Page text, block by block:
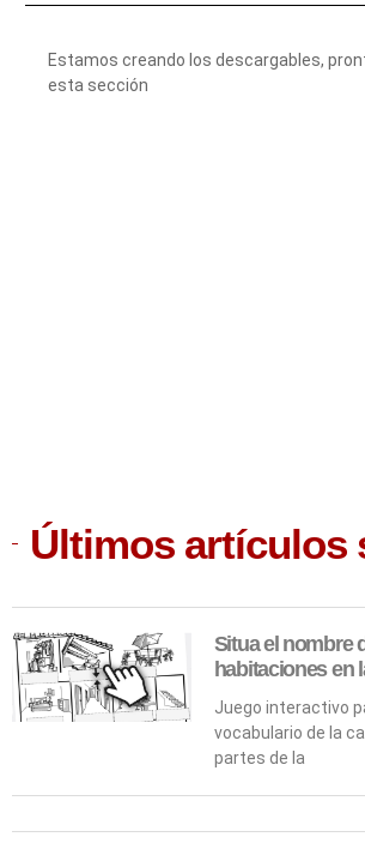
Estamos creando los descargables,
esta sección
Últimos artículos
Situa el nombre
habitaciones en
Juego interactivo
vocabulario de la
partes de la